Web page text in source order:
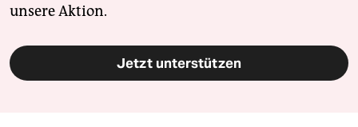
unsere Aktion.
Jetzt unterstützen